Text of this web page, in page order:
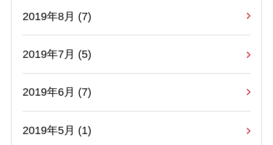
2019年8月 (7)
2019年7月 (5)
2019年6月 (7)
2019年5月 (1)